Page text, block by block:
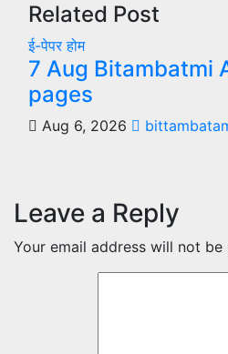
Related Post
ई-पेपरहोम
7 Aug Bitambatmi
pages
Aug 6, 2026
Leave a Reply
Your email address will not be